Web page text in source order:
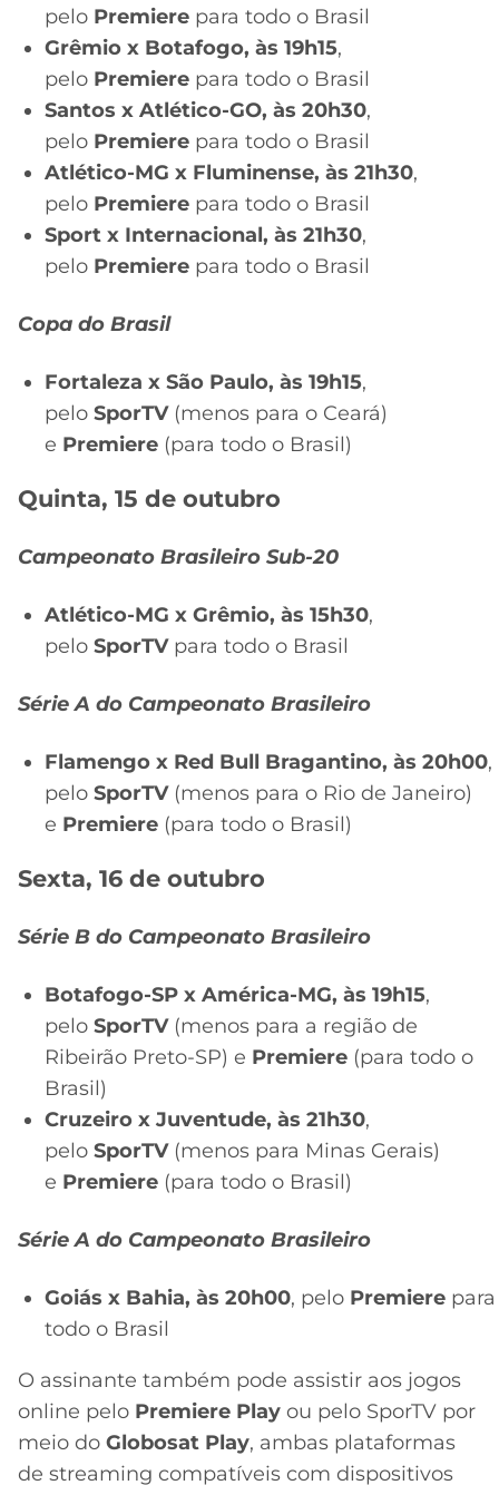
pelo Premiere para todo o Brasil
Grêmio x Botafogo, às 19h15,
pelo Premiere para todo o Brasil
Santos x Atlético-GO, às 20h30,
pelo Premiere para todo o Brasil
Atlético-MG x Fluminense, às 21h30,
pelo Premiere para todo o Brasil
Sport x Internacional, às 21h30,
pelo Premiere para todo o Brasil
Copa do Brasil
Fortaleza x São Paulo, às 19h15,
pelo SporTV(menos para o Ceará)
e Premiere (para todo o Brasil)
Quinta, 15 de outubro
Campeonato Brasileiro Sub-20
Atlético-MG x Grêmio, às 15h30,
pelo SporTVpara todo o Brasil
Série A do Campeonato Brasileiro
Flamengo x Red Bull Bragantino, às 20h00,
pelo SporTV(menos para o Rio de Janeiro)
e Premiere (para todo o Brasil)
Sexta, 16 de outubro
Série B do Campeonato Brasileiro
Botafogo-SP x América-MG, às 19h15,
pelo SporTV(menos para a região de
Ribeirão Preto-SP) e Premiere (para todo o
Brasil)
Cruzeiro x Juventude, às 21h30,
pelo SporTV(menos para Minas Gerais)
e Premiere (para todo o Brasil)
Série A do Campeonato Brasileiro
Goiás x Bahia, às 20h00, pelo Premiere para
todo o Brasil
O assinante também pode assistir aos jogos
online pelo Premiere Play ou pelo SporTV por
meio do Globosat Play, ambas plataformas
de streaming compatíveis com dispositivos